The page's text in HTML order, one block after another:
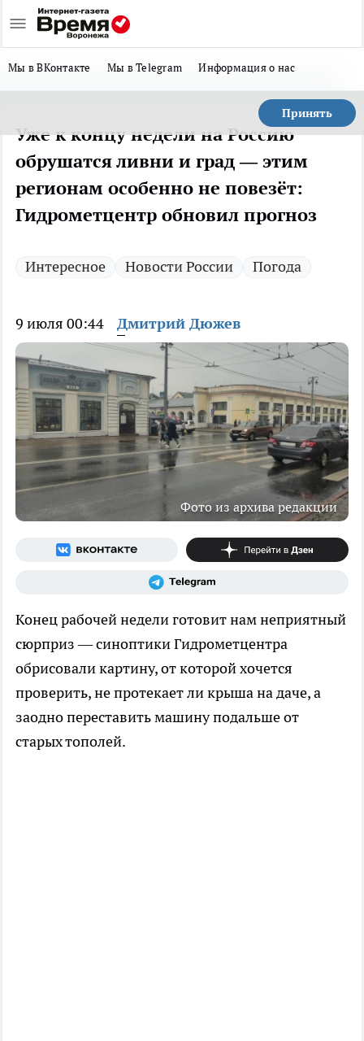
Мы в ВКонтакте Мы в Telegram Информация о нас
Принять
Уже к концу недели на Россию
обрушатся ливни и град — этим
регионам особенно не повезёт:
Гидрометцентр обновил прогноз
Интересное Новости России Погода
9 июля 00:44 Дмитрий Дюжев
Фото из архива редакции
Конец рабочей недели готовит нам неприятный
сюрприз — синоптики Гидрометцентра
обрисовали картину, от которой хочется
проверить, не протекает ли крыша на даче, а
заодно переставить машину подальше от
старых тополей.